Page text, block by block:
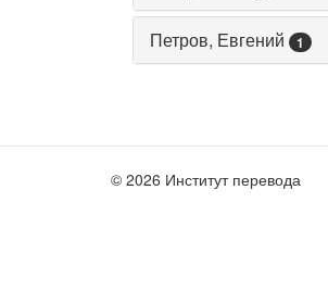
Петров, Евгений 1
© 2026 Институт перевода